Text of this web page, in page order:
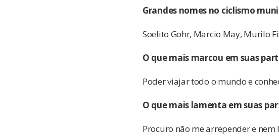
Grandes nomes no ciclismo
Soelito Gohr, Marcio May, Murilo
O que mais marcou em suas
Poder viajar todo o mundo e
O que mais lamenta em suas
Procuro não me arrepender e